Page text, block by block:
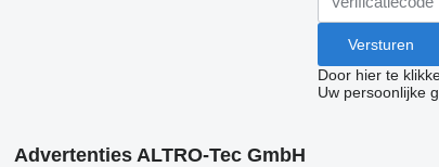
Door hier te
Uw persoonlijke
Advertenties ALTRO-Tec GmbH